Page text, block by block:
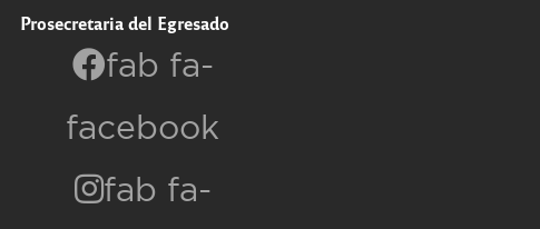
Prosecretaria del Egresado
fab fa-
facebook
fab fa-